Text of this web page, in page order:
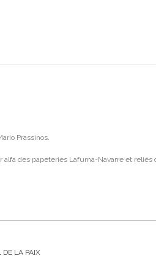
Prassinos.
des papeteries Lafuma-Navarre et reliés